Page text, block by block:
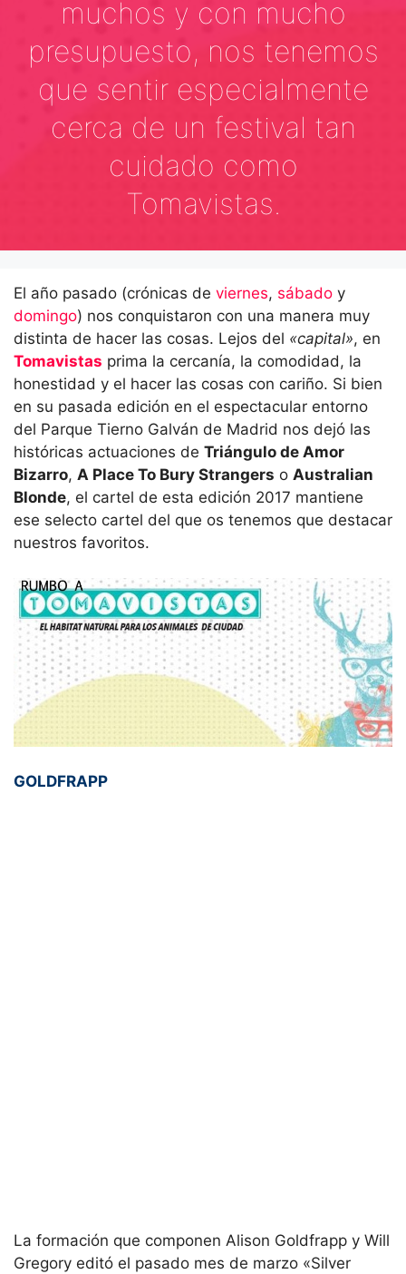
muchos y con mucho
presupuesto, nos tenemos
que sentir especialmente
cerca de un festival tan
cuidado como
Tomavistas.
El año pasado (crónicas de viernes, sábado y
domingo) nos conquistaron con una manera muy
distinta de hacer las cosas. Lejos del «capital», en
Tomavistas prima la cercanía, la comodidad, la
honestidad y el hacer las cosas con cariño. Si bien
en su pasada edición en el espectacular entorno
del Parque Tierno Galván de Madrid nos dejó las
históricas actuaciones de Triángulo de Amor
Bizarro, A Place To Bury Strangers o Australian
Blonde, el cartel de esta edición 2017 mantiene
ese selecto cartel del que os tenemos que destacar
nuestros favoritos.
GOLDFRAPP
La formación que componen Alison Goldfrapp y Will
Gregory editó el pasado mes de marzo «Silver